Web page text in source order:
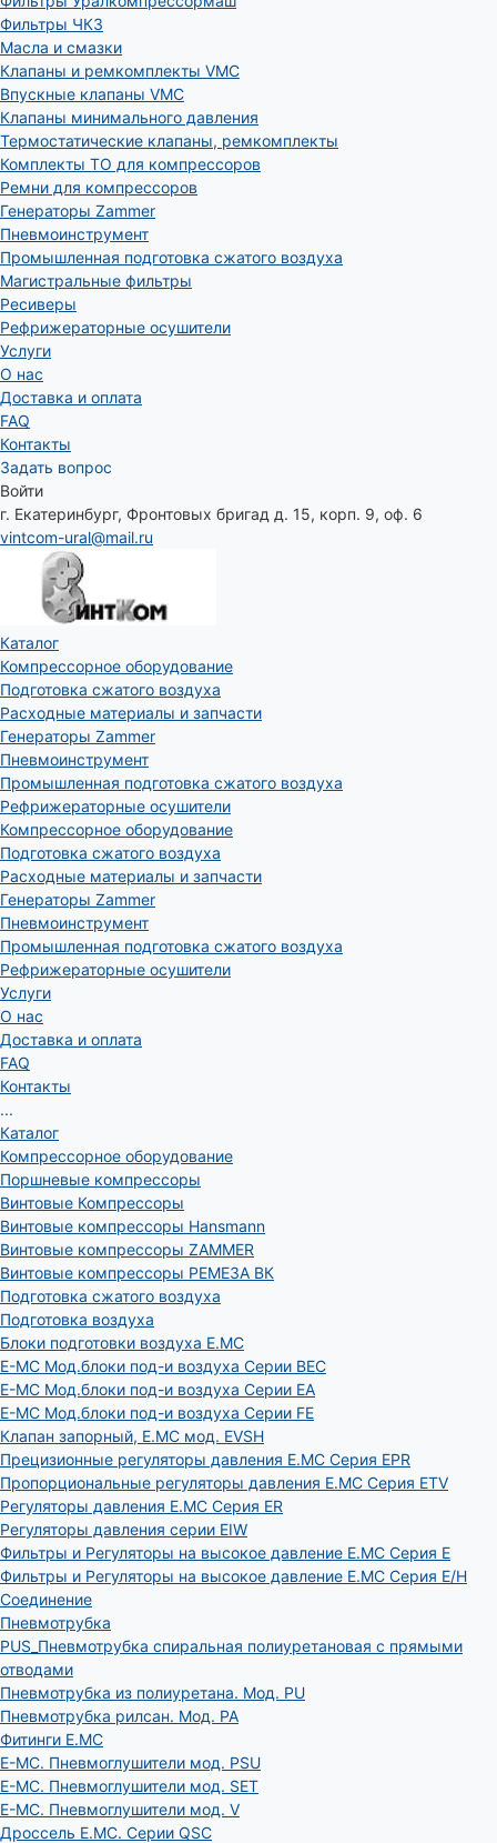
Фильтры ЧКЗ
Масла и смазки
Клапаны и ремкомплекты VMC
Впускные клапаны VMC
Клапаны минимального давления
Термостатические клапаны, ремкомплекты
Комплекты ТО для компрессоров
Ремни для компрессоров
Генераторы Zammer
Пневмоинструмент
Промышленная подготовка сжатого воздуха
Магистральные фильтры
Ресиверы
Рефрижераторные осушители
Услуги
О нас
Доставка и оплата
FAQ
Контакты
Задать вопрос
Войти
г. Екатеринбург, Фронтовых бригад д. 15, корп. 9, оф. 6
vintcom-ural@mail.ru
Каталог
Компрессорное оборудование
Подготовка сжатого воздуха
Расходные материалы и запчасти
Генераторы Zammer
Пневмоинструмент
Промышленная подготовка сжатого воздуха
Рефрижераторные осушители
Компрессорное оборудование
Подготовка сжатого воздуха
Расходные материалы и запчасти
Генераторы Zammer
Пневмоинструмент
Промышленная подготовка сжатого воздуха
Рефрижераторные осушители
Услуги
О нас
Доставка и оплата
FAQ
Контакты
...
Каталог
Компрессорное оборудование
Поршневые компрессоры
Винтовые Компрессоры
Винтовые компрессоры Hansmann
Винтовые компрессоры ZAMMER
Винтовые компрессоры РЕМЕЗА ВК
Подготовка сжатого воздуха
Подготовка воздуха
Блоки подготовки воздуха E.MC
E-MC Мод.блоки под-и воздуха Серии BEC
E-MC Мод.блоки под-и воздуха Серии EA
E-MC Мод.блоки под-и воздуха Серии FE
Клапан запорный, E.MC мод. EVSH
Прецизионные регуляторы давления E.MC Серия EPR
Пропорциональные регуляторы давления E.MC Серия ETV
Регуляторы давления E.MC Серия ER
Регуляторы давления серии EIW
Фильтры и Регуляторы на высокое давление E.MC Серия E
Фильтры и Регуляторы на высокое давление E.MC Серия E/H
Соединение
Пневмотрубка
PUS_Пневмотрубка спиральная полиуретановая с прямыми
отводами
Пневмотрубка из полиуретана. Мод. РU
Пневмотрубка рилсан. Мод. PA
Фитинги E.MC
E-MC. Пневмоглушители мод. PSU
E-MC. Пневмоглушители мод. SET
E-MC. Пневмоглушители мод. V
Дроссель E.MC. Серии QSC